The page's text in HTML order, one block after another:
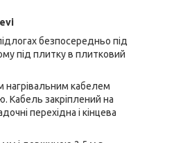
безпосередньо під
під плитку в плитковий
нагрівальним кабелем
Кабель закріплений на
перехідна і кінцева